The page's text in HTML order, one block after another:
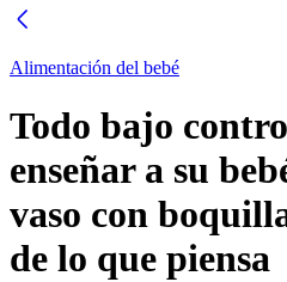
Alimentación del bebé
Todo bajo
enseñar a su
vaso con
de lo que piensa